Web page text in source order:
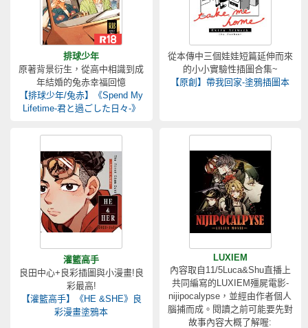
排球少年
原著背景衍生，從高中相識到成
年結婚的兔赤幸福回憶
【排球少年/兔赤】《Spend My
Lifetime-君と過ごした日々-》
從本傳中三個娃娃短篇延伸而來
的小小實驗性插圖合集~
【原創】帶我回家-塗鴉插圖本
灌籃高手
良田中心+良彩插圖與小漫畫!良
彩最高!
【灌籃高手】《HE &SHE》良
彩漫畫塗鴉本
LUXIEM
內容取自11/5Luca&Shu直播上
共同編寫的LUXIEM殭屍電影-
nijipocalypse，並經由作者個人
腦捕而成。閱讀之前可能要先對
故事內容大概了解喔: